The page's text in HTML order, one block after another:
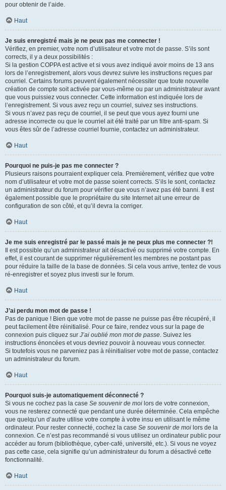
pour obtenir de l’aide.
Haut
Je suis enregistré mais je ne peux pas me connecter !
Vérifiez, en premier, votre nom d’utilisateur et votre mot de passe. S’ils sont
corrects, il y a deux possibilités :
Si la gestion COPPA est active et si vous avez indiqué avoir moins de 13 ans
lors de l’enregistrement, alors vous devrez suivre les instructions reçues par
courriel. Certains forums peuvent également nécessiter que toute nouvelle
création de compte soit activée par vous-même ou par un administrateur avant
que vous puissiez vous connecter. Cette information est indiquée lors de
l’enregistrement. Si vous avez reçu un courriel, suivez ses instructions.
Si vous n’avez pas reçu de courriel, il se peut que vous ayez fourni une
adresse incorrecte ou que le courriel ait été traité par un filtre anti-spam. Si
vous êtes sûr de l’adresse courriel fournie, contactez un administrateur.
Haut
Pourquoi ne puis-je pas me connecter ?
Plusieurs raisons pourraient expliquer cela. Premièrement, vérifiez que votre
nom d’utilisateur et votre mot de passe soient corrects. S’ils le sont, contactez
un administrateur du forum pour vérifier que vous n’avez pas été banni. Il est
également possible que le propriétaire du site Internet ait une erreur de
configuration de son côté, et qu’il devra la corriger.
Haut
Je me suis enregistré par le passé mais je ne peux plus me connecter ?!
Il est possible qu’un administrateur ait désactivé ou supprimé votre compte. En
effet, il est courant de supprimer régulièrement les membres ne postant pas
pour réduire la taille de la base de données. Si cela vous arrive, tentez de vous
ré-enregistrer et soyez plus investi sur le forum.
Haut
J’ai perdu mon mot de passe !
Pas de panique ! Bien que votre mot de passe ne puisse pas être récupéré, il
peut facilement être réinitialisé. Pour ce faire, rendez vous sur la page de
connexion puis cliquez sur J’ai oublié mon mot de passe. Suivez les
instructions énoncées et vous devriez pouvoir à nouveau vous connecter.
Si toutefois vous ne parveniez pas à réinitialiser votre mot de passe, contactez
un administrateur du forum.
Haut
Pourquoi suis-je automatiquement déconnecté ?
Si vous ne cochez pas la case Se souvenir de moi lors de votre connexion,
vous ne resterez connecté que pendant une durée déterminée. Cela empêche
que quelqu’un d’autre utilise votre compte à votre insu en utilisant le même
ordinateur. Pour rester connecté, cochez la case Se souvenir de moi lors de la
connexion. Ce n’est pas recommandé si vous utilisez un ordinateur public pour
accéder au forum (bibliothèque, cyber-café, université, etc.). Si vous ne voyez
pas cette case, cela signifie qu’un administrateur du forum a désactivé cette
fonctionnalité.
Haut